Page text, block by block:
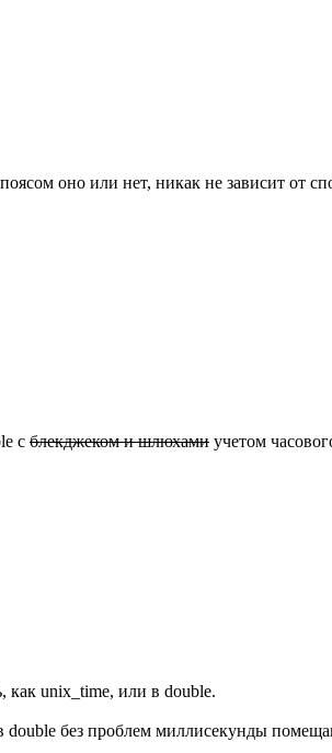
оно или нет, никак не зависит от
с блекджеком и шлюхами учетом
как unix_time, или в double.
double без проблем миллисекунды